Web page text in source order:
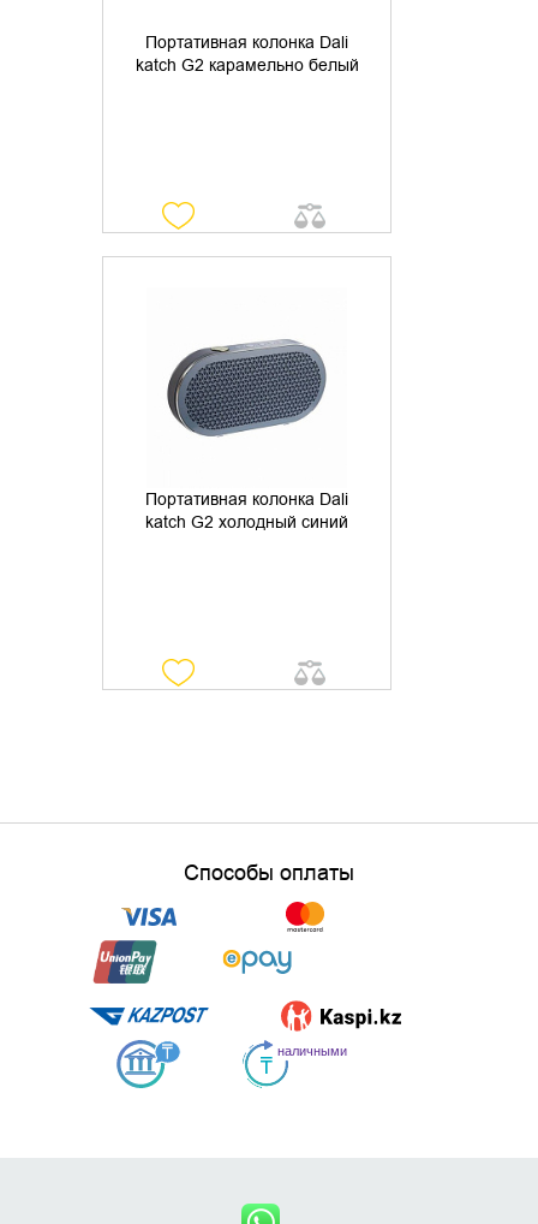
Портативная колонка Dali
katch G2 карамельно белый
Портативная колонка Dali
katch G2 холодный синий
Способы оплаты